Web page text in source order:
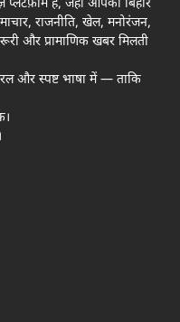
है, जहाँ आपको बिहार
समाचार, राजनीति, खेल, मनोरंजन,
और प्रामाणिक खबर मिलती
और स्पष्ट भाषा में — ताकि